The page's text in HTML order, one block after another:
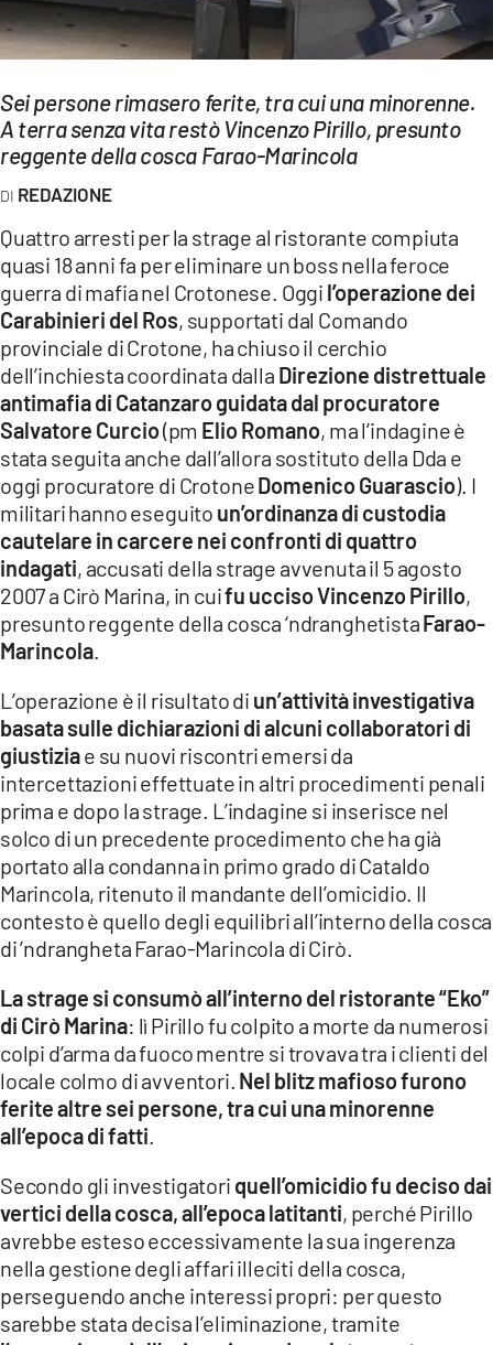
LAC TV
LAC ONAIR
LaC
Network
LACPLAY.IT
LACTV.IT
LACONAIR.IT
LACITYMAG.IT
ILREGGINO.IT
COSENZACHANNEL.IT
ILVIBONESE.IT
CATANZAROCHANNEL.IT
LACAPITALENEWS.IT
ANDROID
APPLE
Sei persone rimasero ferite, tra cui una minorenne.
A terra senza vita restò Vincenzo Pirillo, presunto
reggente della cosca Farao-Marincola
REDAZIONE
Quattro arresti per la strage al ristorante compiuta
quasi 18 anni fa per eliminare un boss nella feroce
guerra di mafia nel Crotonese. Oggi l’operazione dei
Carabinieri del Ros, supportati dal Comando
provinciale di Crotone, ha chiuso il cerchio
dell’inchiesta coordinata dalla Direzione distrettuale
antimafia di Catanzaro guidata dal procuratore
Salvatore Curcio(pm Elio Romano, ma l’indagine è
stata seguita anche dall’allora sostituto della Dda e
oggi procuratore di CrotoneDomenico Guarascio). I
militari hanno eseguito un’ordinanza di custodia
cautelare in carcere nei confronti di quattro
indagati, accusati della strage avvenuta il 5 agosto
2007 a Cirò Marina, in cuifu ucciso Vincenzo Pirillo,
presunto reggente della cosca ‘ndranghetistaFarao-
Marincola
L’operazione è il risultato di un’attività investigativa
basata sulle dichiarazioni di alcuni collaboratori di
giustiziae su nuovi riscontri emersi da
intercettazioni effettuate in altri procedimenti penali
prima e dopo la strage. L’indagine si inserisce nel
solco di un precedente procedimento che ha già
portato alla condanna in primo grado di Cataldo
Marincola, ritenuto il mandante dell’omicidio. Il
contesto è quello degli equilibri all’interno della cosca
di ’ndrangheta Farao-Marincola di Cirò.
La strage si consumò all’interno del ristorante “Eko”
di Cirò Marina: lì Pirillo fu colpito a morte da numerosi
colpi d’arma da fuoco mentre si trovava tra i clienti del
locale colmo di avventori. Nel blitz mafioso furono
ferite altre sei persone, tra cui una minorenne
all’epoca di fatti
Secondo gli investigatori quell’omicidio fu deciso dai
vertici della cosca, all’epoca latitanti, perché Pirillo
avrebbe esteso eccessivamente la sua ingerenza
nella gestione degli affari illeciti della cosca,
perseguendo anche interessi propri: per questo
sarebbe stata decisa l’eliminazione, tramite